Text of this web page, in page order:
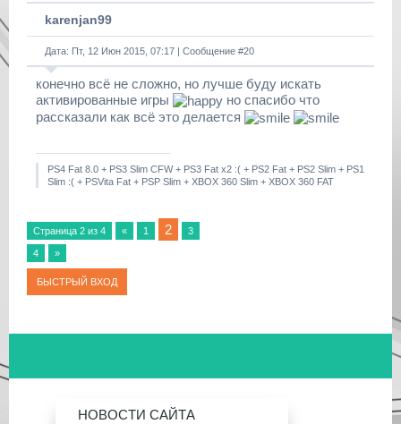
karenjan99
Дата: Пт, 12 Июн 2015, 07:17 | Сообщение #20
конечно всё не сложно, но лучше буду искать
активированные игры
но спасибо что
рассказали как всё это делается
PS4 Fat 8.0 + PS3 Slim CFW + PS3 Fat x2 :( + PS2 Fat + PS2 Slim + PS1
Slim :( + PSVita Fat + PSP Slim + XBOX 360 Slim + XBOX 360 FAT
Страница 2 из 4 « 1 2 3
4 »
НОВОСТИ САЙТА